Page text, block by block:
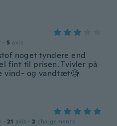
· 5 avis
noget tyndere end
fint til prisen. Tvivler på
vind- og vandtæt🧐
· 21 avis · 2 chargements